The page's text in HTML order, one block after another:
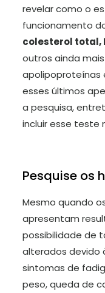
revelar como o
funcionamento
colesterol total,
outros ainda
apolipoproteínas
esses últimos
a pesquisa,
incluir esse teste
Pesquise os
Mesmo quando
apresentam
possibilidade de
alterados devido
sintomas de
peso, queda de